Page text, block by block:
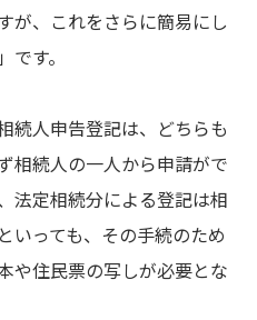
が、これをさらに簡易にし
す。
続人申告登記は、どちらも
相続人の一人から申請がで
法定相続分による登記は相
いっても、その手続のため
や住民票の写しが必要とな